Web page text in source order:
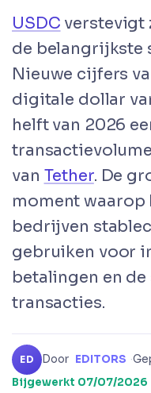
USDC verstevigt
de belangrijkste
Nieuwe cijfers
digitale dollar
helft van 2026
van Tether. De
moment waarop
bedrijven
gebruiken voor
betalingen en
transacties.
ED Door EDITORS ·
Bijgewerkt 07/07/2026